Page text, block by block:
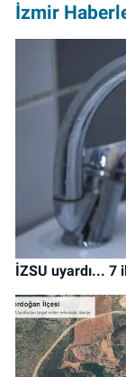
İzmir
İZSU uyardı... 7